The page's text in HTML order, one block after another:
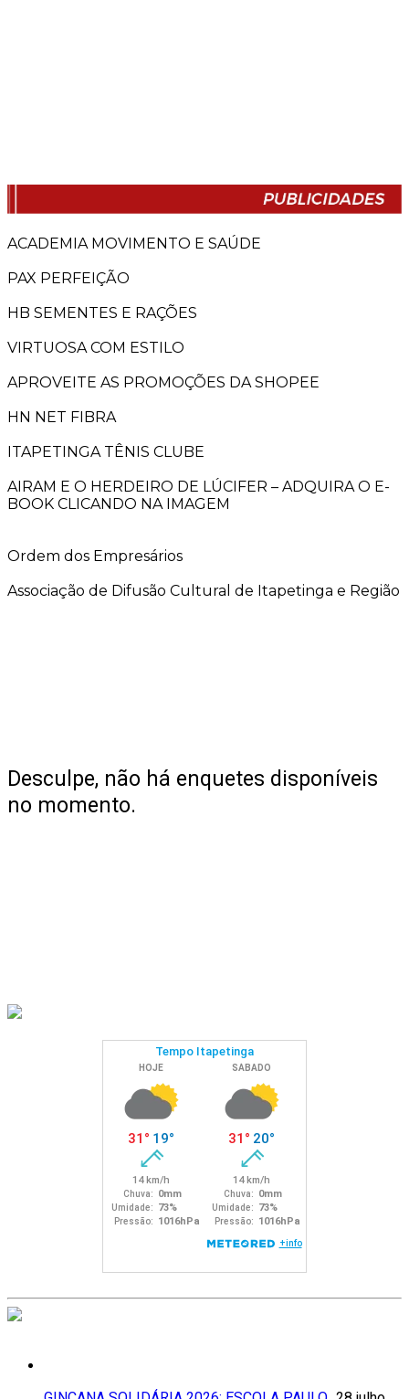
ACADEMIA MOVIMENTO E SAÚDE
PAX PERFEIÇÃO
HB SEMENTES E RAÇÕES
VIRTUOSA COM ESTILO
APROVEITE AS PROMOÇÕES DA SHOPEE
HN NET FIBRA
ITAPETINGA TÊNIS CLUBE
AIRAM E O HERDEIRO DE LÚCIFER – ADQUIRA O E-
BOOK CLICANDO NA IMAGEM
Ordem dos Empresários
Associação de Difusão Cultural de Itapetinga e Região
Desculpe, não há enquetes disponíveis
no momento.